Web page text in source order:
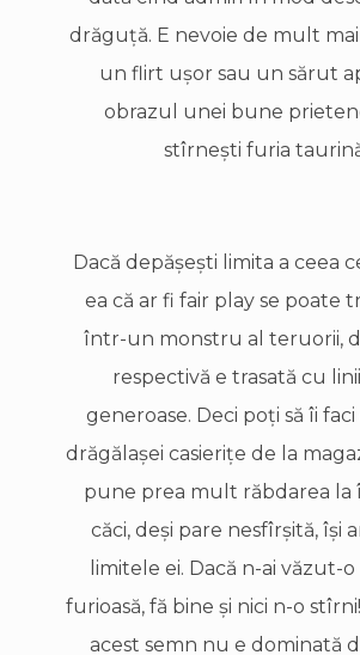
drăguţă. E nevoie de mult
un flirt uşor sau un sărut
obrazul unei bune
stîrneşti furia
Dacă depăşeşti limita a ceea
ea că ar fi fair play se poate
într-un monstru al teruorii,
respectivă e trasată cu
generoase. Deci poţi să îi
drăgălaşei casieriţe de la
pune prea mult răbdarea la
căci, deşi pare nesfîrşită, îşi
limitele ei. Dacă n-ai văzut-
furioasă, fă bine şi nici n-o
acest semn nu e dominată